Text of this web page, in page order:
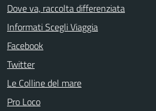
Dove va, raccolta differenziata
Informati Scegli Viaggia
Facebook
Twitter
Le Colline del mare
Pro Loco